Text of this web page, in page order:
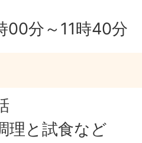
00分～11時40分
理と試食など